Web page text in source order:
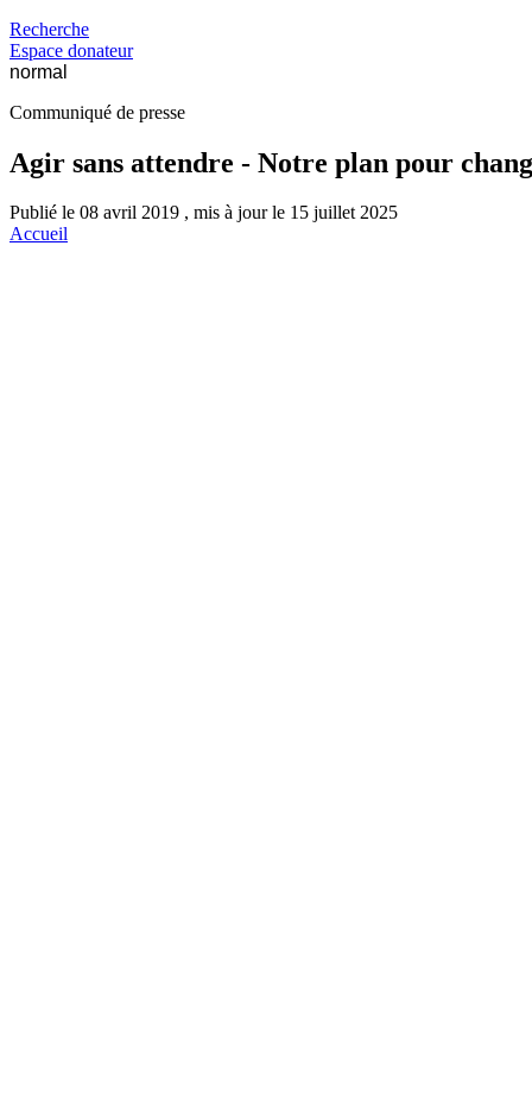
Recherche
Espace donateur
normal
Communiqué de presse
Agir sans attendre - Notre plan pour
Publié le 08 avril 2019 , mis à jour le 15 juillet 2025
Accueil